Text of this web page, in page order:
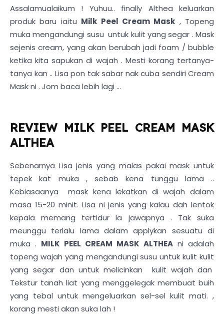
Assalamualaikum ! Yuhuu.. finally Althea keluarkan
produk baru iaitu Milk Peel Cream Mask , Topeng
muka mengandungi susu untuk kulit yang segar . Mask
sejenis cream, yang akan berubah jadi foam / bubble
ketika kita sapukan di wajah . Mesti korang tertanya-
tanya kan .. Lisa pon tak sabar nak cuba sendiri Cream
Mask ni . Jom baca lebih lagi ...
REVIEW MILK PEEL CREAM MASK
ALTHEA
Sebenarnya Lisa jenis yang malas pakai mask untuk
tepek kat muka , sebab kena tunggu lama ..
Kebiasaanya mask kena lekatkan di wajah dalam
masa 15-20 minit. Lisa ni jenis yang kalau dah lentok
kepala memang tertidur la jawapnya . Tak suka
meunggu terlalu lama dalam applykan sesuatu di
muka . MILK PEEL CREAM MASK ALTHEA ni adalah
topeng wajah yang mengandungi susu untuk kulit kulit
yang segar dan untuk melicinkan kulit wajah dan
Tekstur tanah liat yang menggelegak membuat buih
yang tebal untuk mengeluarkan sel-sel kulit mati. ,
korang mesti akan suka lah !